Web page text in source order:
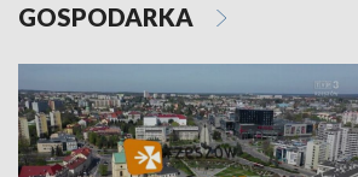
GOSPODARKA